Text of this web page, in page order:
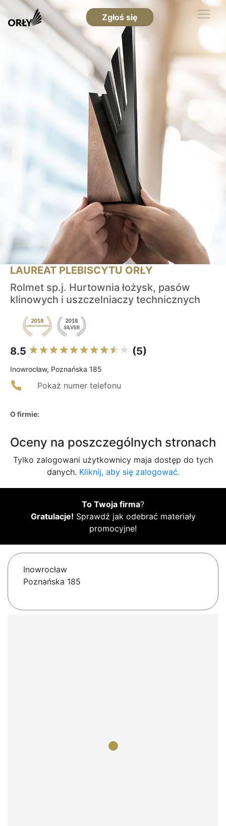
Zgłoś się
LAUREAT PLEBISCYTU ORŁY
Rolmet sp.j. Hurtownia łożysk, pasów
klinowych i uszczelniaczy technicznych
8.5 (5)
Inowrocław, Poznańska 185
Pokaż numer telefonu
O firmie:
Oceny na poszczególnych stronach
Tylko zalogowani użytkownicy maja dostęp do tych
danych. Kliknij, aby się zalogować.
To Twoja firma?
Gratulacje! Sprawdź jak odebrać materiały
promocyjne!
Inowrocław
Poznańska 185